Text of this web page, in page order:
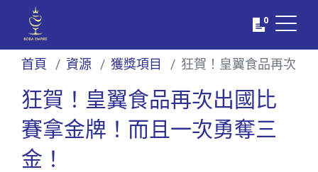
0
首頁 資源 獲獎項目 狂賀！皇翼食品再次出
狂賀！皇翼食品再次出國比
賽拿金牌！而且一次勇奪三
金！